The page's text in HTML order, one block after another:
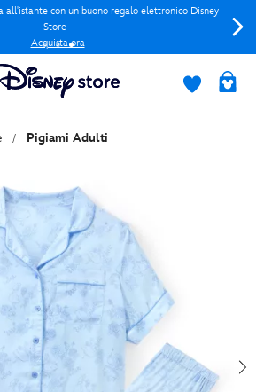
all'istante con un buono regalo elettronico Disney
Store -
Acquista ora
Pigiami Adulti